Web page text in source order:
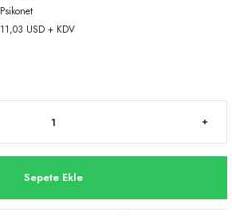
Psikonet
11,03 USD + KDV
Sepete Ekle